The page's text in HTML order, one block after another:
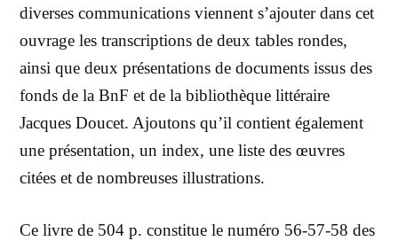
diverses communications viennent s’ajouter dans cet
ouvrage les transcriptions de deux tables rondes,
ainsi que deux présentations de documents issus des
fonds de la BnF et de la bibliothèque littéraire
Jacques Doucet. Ajoutons qu’il contient également
une présentation, un index, une liste des œuvres
citées et de nombreuses illustrations.
Ce livre de 504 p. constitue le numéro 56-57-58 des